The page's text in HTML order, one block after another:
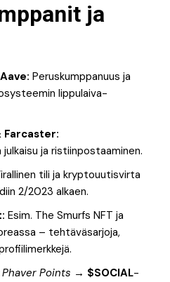
ja
Peruskumppanuus ja
lippulaiva-
Farcaster:
ja ristiinpostaaminen.
tili ja kryptouutisvirta
2/2023 alkaen.
Esim. The Smurfs NFT ja
– tehtäväsarjoja,
Phaver Points → $SOCIAL-